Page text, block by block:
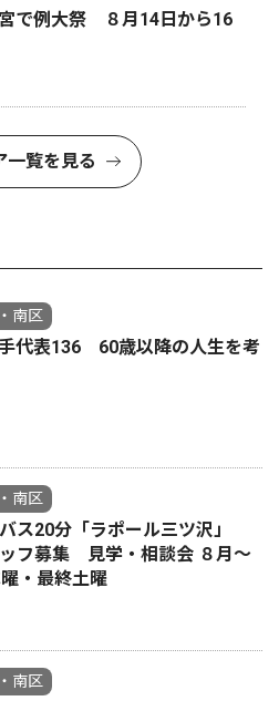
で例大祭 ８月14日から16
一覧を見る
南区
代表136 60歳以降の人生を考
南区
ス20分「ラポール三ツ沢」
フ募集 見学・相談会 ８月〜
・最終土曜
南区